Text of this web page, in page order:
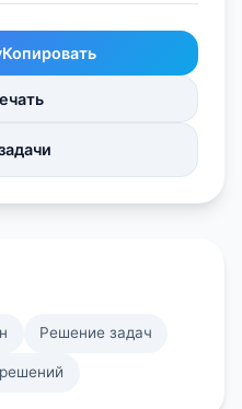
Копировать
Решение задач